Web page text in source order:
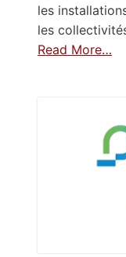
les
les
Read More…